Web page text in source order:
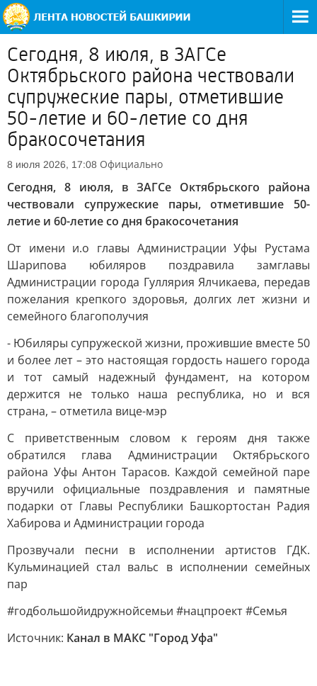
Сегодня, 8 июля, в ЗАГСе
Октябрьского района чествовали
супружеские пары, отметившие
50-летие и 60-летие со дня
бракосочетания
8 июля 2026, 17:08 Официально
Сегодня, 8 июля, в ЗАГСе Октябрьского района
чествовали супружеские пары, отметившие 50-
летие и 60-летие со дня бракосочетания
От имени и.о главы Администрации Уфы Рустама
Шарипова юбиляров поздравила замглавы
Администрации города Гуллярия Ялчикаева, передав
пожелания крепкого здоровья, долгих лет жизни и
семейного благополучия
- Юбиляры супружеской жизни, прожившие вместе 50
и более лет – это настоящая гордость нашего города
и тот самый надежный фундамент, на котором
держится не только наша республика, но и вся
страна, – отметила вице-мэр
С приветственным словом к героям дня также
обратился глава Администрации Октябрьского
района Уфы Антон Тарасов. Каждой семейной паре
вручили официальные поздравления и памятные
подарки от Главы Республики Башкортостан Радия
Хабирова и Администрации города
Прозвучали песни в исполнении артистов ГДК.
Кульминацией стал вальс в исполнении семейных
пар
#годбольшойидружнойсемьи #нацпроект #Семья
Источник: Канал в МАКС "Город Уфа"